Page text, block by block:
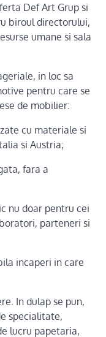
Def Art Grup si
biroul directorului,
umane si sala
in loc sa
pentru care se
de mobilier:
cu materiale si
si Austria;
fara a
nu doar pentru cei
parteneri si
incaperi in care
In dulap se pun,
specialitate,
lucru papetaria,